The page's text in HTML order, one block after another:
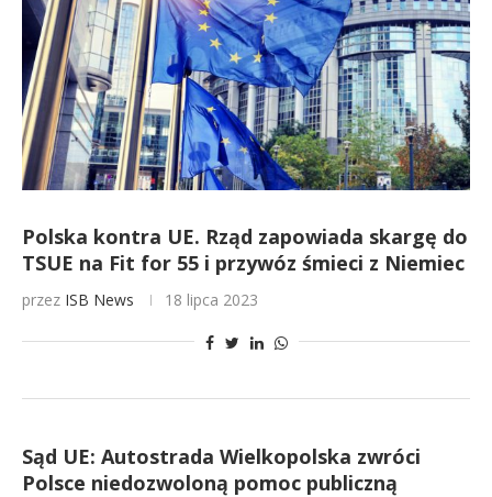
Polska kontra UE. Rząd zapowiada skargę do
TSUE na Fit for 55 i przywóz śmieci z Niemiec
przez ISB News 18 lipca 2023
Sąd UE: Autostrada Wielkopolska zwróci
Polsce niedozwoloną pomoc publiczną